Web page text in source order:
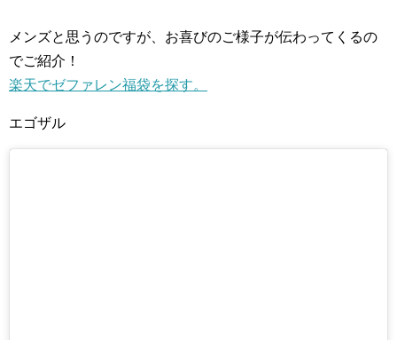
メンズと思うのですが、お喜びのご様子が伝わってくるの
でご紹介！
楽天でゼファレン福袋を探す。
エゴザル